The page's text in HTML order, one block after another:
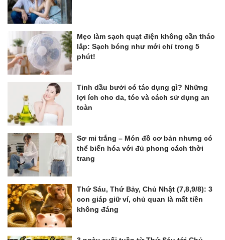
Mẹo làm sạch quạt điện không cần tháo
lắp: Sạch bóng như mới chỉ trong 5
phút!
Tinh dầu bưởi có tác dụng gì? Những
lợi ích cho da, tóc và cách sử dụng an
toàn
Sơ mi trắng – Món đồ cơ bản nhưng có
thể biến hóa với đủ phong cách thời
trang
Thứ Sáu, Thứ Bảy, Chủ Nhật (7,8,9/8): 3
con giáp giữ ví, chủ quan là mất tiền
không đáng